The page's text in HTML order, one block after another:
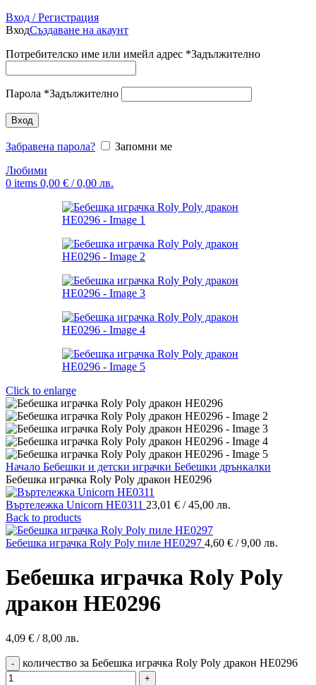
Вход / Регистрация
ВходСъздаване на акаунт
Потребителско име или имейл адрес *Задължително
Парола *Задължително
Вход
Забравена парола?
Запомни ме
Любими
0 items 0,00 € / 0,00 лв.
Click to enlarge
Начало Бебешки и детски играчки Бебешки дрънкалки
Бебешка играчка Roly Poly дракон HE0296
Въртележка Unicorn HE0311 23,01 € / 45,00 лв.
Back to products
Бебешка играчка Roly Poly пиле HE0297 4,60 € / 9,00 лв.
Бебешка играчка Roly Poly
дракон HE0296
4,09 € / 8,00 лв.
количество за Бебешка играчка Roly Poly дракон HE0296